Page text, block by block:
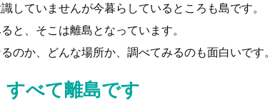
していませんが今暮らしているところも島です。
と、そこは離島となっています。
のか、どんな場所か、調べてみるのも面白いです。
べて離島です